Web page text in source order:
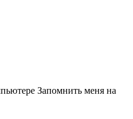
Запомнить меня на